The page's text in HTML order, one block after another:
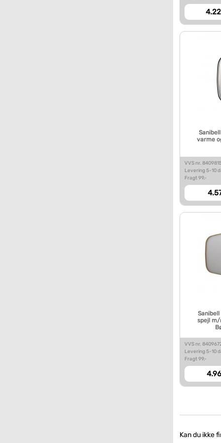
varme
VVS nr.
Levering 5-10
Fragt 99,-
Sanibell
spejl m/
VVS nr.
Levering 5-10
Fragt 99,-
Kan du ikke